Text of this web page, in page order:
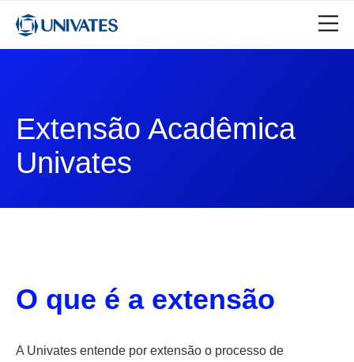
Extensão Acadêmica
Univates
O que é a extensão
A Univates entende por extensão o processo de